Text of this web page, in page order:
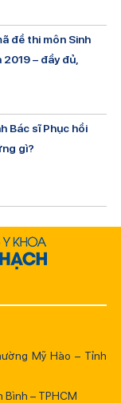
đề thi môn Sinh
– đầy đủ,
Bác sĩ Phục hồi
gì?
Mỹ Hào – Tỉnh
– TPHCM